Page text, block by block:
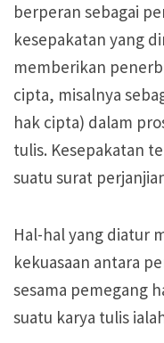
berperan sebagai
kesepakatan yang
memberikan
cipta, misalnya
hak cipta) dalam
tulis. Kesepakatan
suatu surat
Hal-hal yang diatur
kekuasaan antara
sesama pemegang
suatu karya tulis